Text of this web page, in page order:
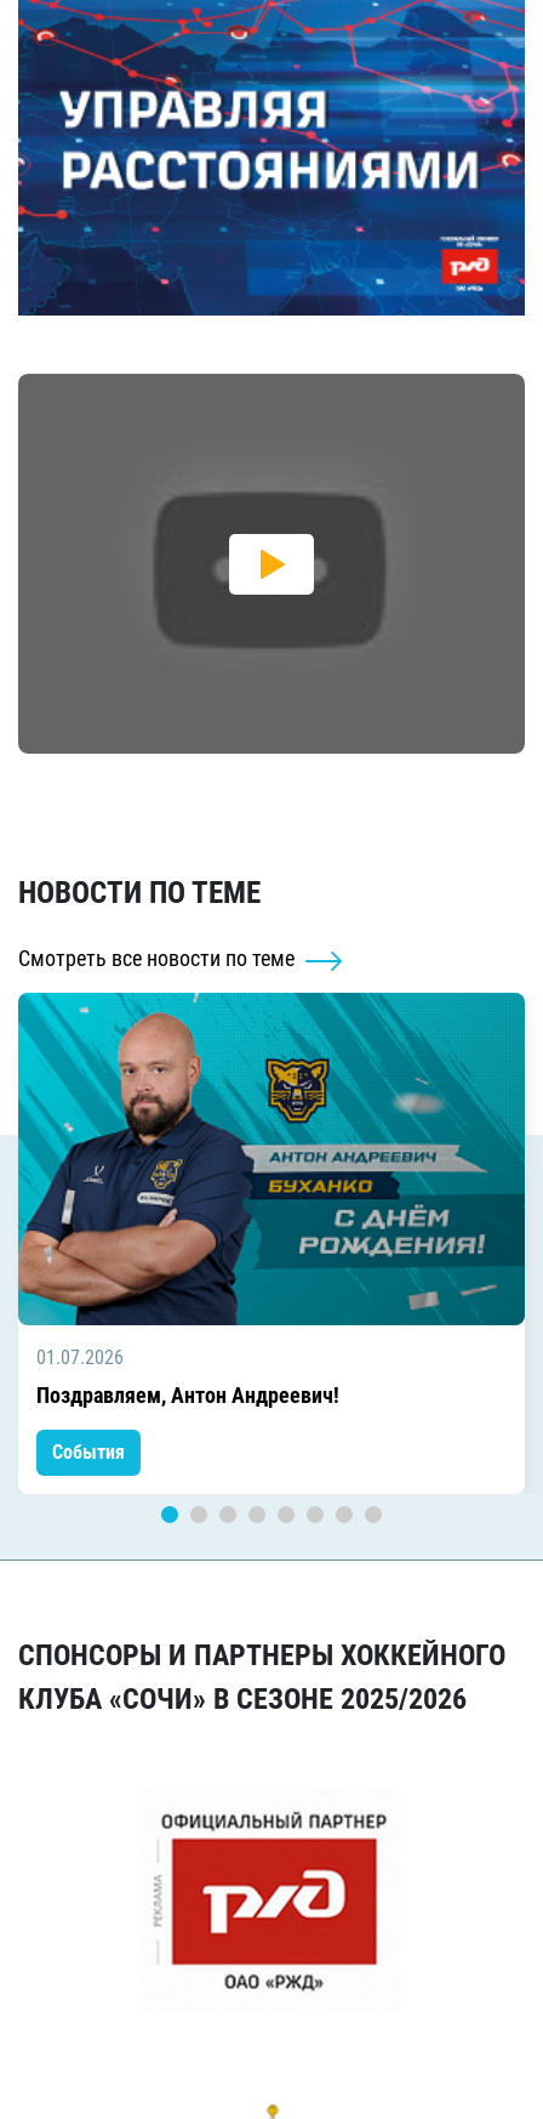
НОВОСТИ ПО ТЕМЕ
Смотреть все новости по теме
01.07.2026
Поздравляем, Антон Андреевич!
События
СПОНСОРЫ И ПАРТНЕРЫ ХОККЕЙНОГО
КЛУБА «СОЧИ» В СЕЗОНЕ 2025/2026